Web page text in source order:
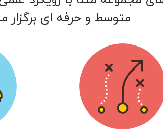
متوسط و حرفه ای برگزار